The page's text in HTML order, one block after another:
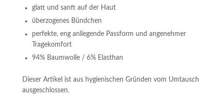
glatt und sanft auf der Haut
überzogenes Bündchen
perfekte, eng anliegende Passform und angenehmer
Tragekomfort
94% Baumwolle / 6% Elasthan
Dieser Artikel ist aus hygienischen Gründen vom Umtausch
ausgeschlossen.